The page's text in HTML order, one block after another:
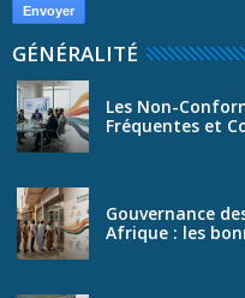
GÉNÉRALITÉ
Les Non-
Fréquentes et
Gouvernance
Afrique : les